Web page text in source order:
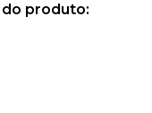
produto: